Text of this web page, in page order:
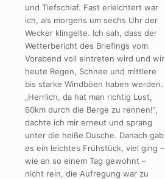
und Tiefschlaf. Fast erleichtert war
ich, als morgens um sechs Uhr der
Wecker klingelte. Ich sah, dass der
Wetterbericht des Briefings vom
Vorabend voll eintreten wird und wir
heute Regen, Schnee und mittlere
bis starke Windböen haben werden.
„Herrlich, da hat man richtig Lust,
60km durch die Berge zu rennen!“,
dachte ich mir erneut und sprang
unter die heiße Dusche. Danach gab
es ein leichtes Frühstück, viel ging –
wie an so einem Tag gewohnt –
nicht rein, die Aufregung war zu